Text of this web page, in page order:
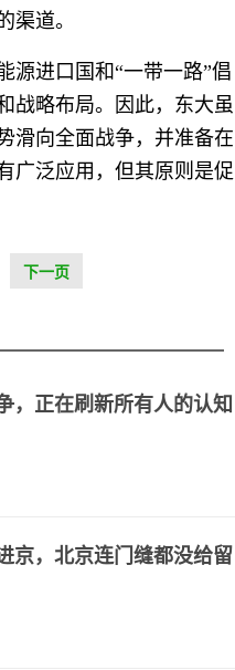
渠道。
源进口国和“一带一路”倡
战略布局。因此，东大虽
滑向全面战争，并准备在
广泛应用，但其原则是促
下一页
，正在刷新所有人的认知
京，北京连门缝都没给留